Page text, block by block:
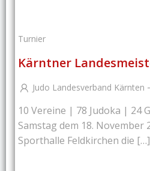
Turnier
Kärntner
Judo Landesverband Kärnten -
10 Vereine | 78 Judoka | 24
Samstag dem 18. November
Sporthalle Feldkirchen die […]